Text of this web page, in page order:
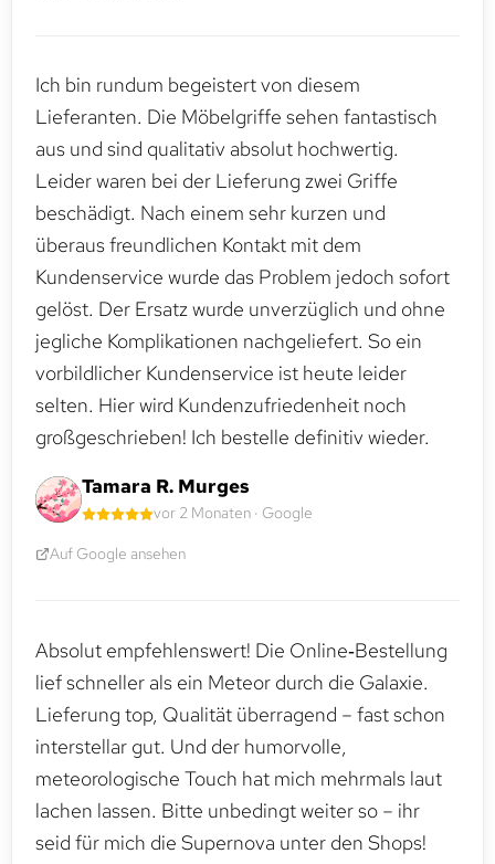
Ich bin rundum begeistert von diesem
Lieferanten. Die Möbelgriffe sehen fantastisch
aus und sind qualitativ absolut hochwertig.
Leider waren bei der Lieferung zwei Griffe
beschädigt. Nach einem sehr kurzen und
überaus freundlichen Kontakt mit dem
Kundenservice wurde das Problem jedoch sofort
gelöst. Der Ersatz wurde unverzüglich und ohne
jegliche Komplikationen nachgeliefert. So ein
vorbildlicher Kundenservice ist heute leider
selten. Hier wird Kundenzufriedenheit noch
großgeschrieben! Ich bestelle definitiv wieder.
Tamara R. Murges
vor 2 Monaten · Google
Auf Google ansehen
Absolut empfehlenswert! Die Online‑Bestellung
lief schneller als ein Meteor durch die Galaxie.
Lieferung top, Qualität überragend – fast schon
interstellar gut. Und der humorvolle,
meteorologische Touch hat mich mehrmals laut
lachen lassen. Bitte unbedingt weiter so – ihr
seid für mich die Supernova unter den Shops!